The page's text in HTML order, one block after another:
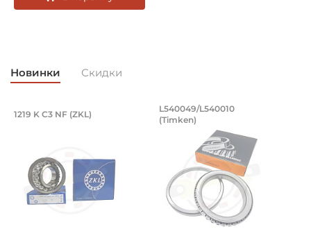
Китай
Новинки Скидки
Подшипник 95х170х32 мм, шариковый
Подшипник 95х170х32 мм, шариковый двухрядный,
1219 K C3 NF (ZKL) Подшипник
Подшипник
L540049/L540010
(Timken)